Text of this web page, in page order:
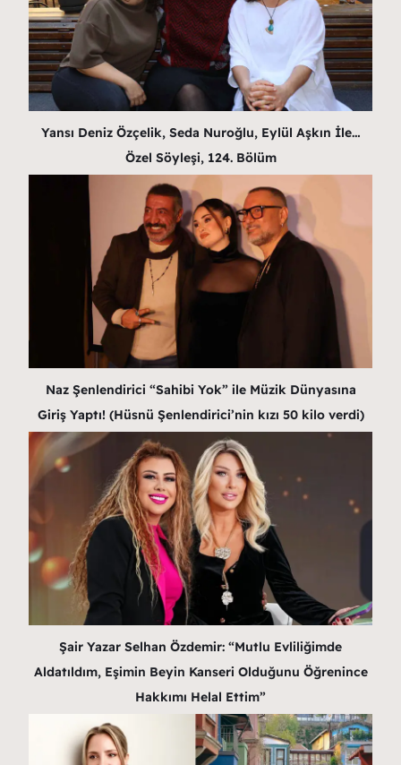
Yansı Deniz Özçelik, Seda Nuroğlu, Eylül Aşkın İle…
Özel Söyleşi, 124. Bölüm
Naz Şenlendirici “Sahibi Yok” ile Müzik Dünyasına
Giriş Yaptı! (Hüsnü Şenlendirici’nin kızı 50 kilo verdi)
Şair Yazar Selhan Özdemir: “Mutlu Evliliğimde
Aldatıldım, Eşimin Beyin Kanseri Olduğunu Öğrenince
Hakkımı Helal Ettim”